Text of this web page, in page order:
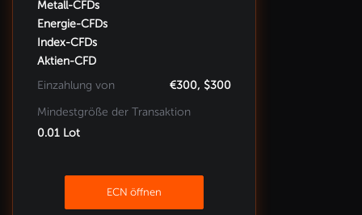
Metall-CFDs
Energie-CFDs
Index-CFDs
Aktien-CFD
Einzahlung von
€300, $300
Mindestgröße der Transaktion
0.01 Lot
ECN öffnen